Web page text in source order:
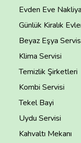
Evden Eve
Günlük Kiralık
Beyaz Eşya
Klima Servisi
Temizlik Şirketleri
Kombi Servisi
Tekel Bayi
Uydu Servisi
Kahvaltı Mekanı